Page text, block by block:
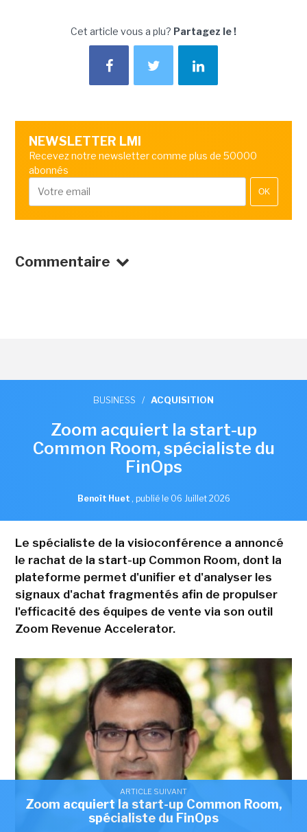
Cet article vous a plu? Partagez le !
NEWSLETTER LMI
Recevez notre newsletter comme plus de 50000
abonnés
OK
Commentaire
ARTICLE SUIVANT
Zoom acquiert la start-up Common Room,
spécialiste du FinOps
BUSINESS / ACQUISITION
Zoom acquiert la start-up
Common Room, spécialiste du
FinOps
Benoît Huet , publié le 06 Juillet 2026
Le spécialiste de la visioconférence a annoncé
le rachat de la start-up Common Room, dont la
plateforme permet d'unifier et d'analyser les
signaux d'achat fragmentés afin de propulser
l'efficacité des équipes de vente via son outil
Zoom Revenue Accelerator.